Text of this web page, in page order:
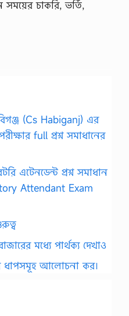
চাকরি, ভর্তি,
(Cs Habiganj) এর
full প্রশ্ন সমাধানের
এটেনডেন্ট প্রশ্ন সমাধান
Attendant Exam
মধ্যে পার্থক্য দেখাও
ধাপসমূহ আলোচনা কর।